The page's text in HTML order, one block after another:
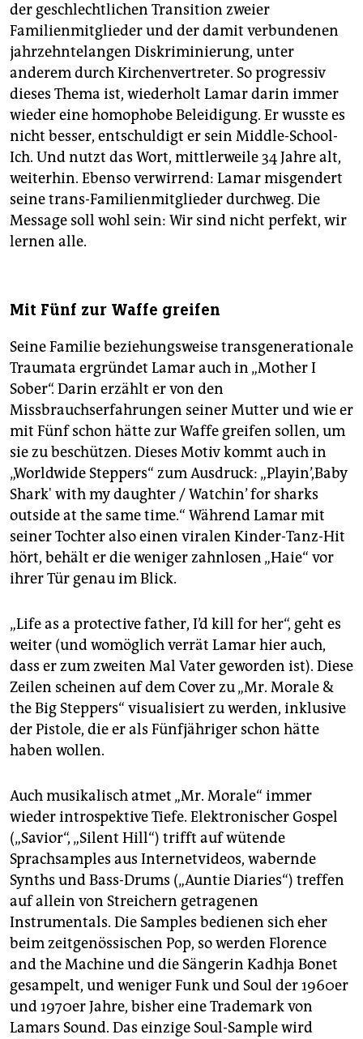
der geschlechtlichen Transition zweier
Familienmitglieder und der damit verbundenen
jahrzehntelangen Diskriminierung, unter
anderem durch Kirchenvertreter. So progressiv
dieses Thema ist, wiederholt Lamar darin immer
wieder eine homophobe Beleidigung. Er wusste es
nicht besser, entschuldigt er sein Middle-School-
Ich. Und nutzt das Wort, mittlerweile 34 Jahre alt,
weiterhin. Ebenso verwirrend: Lamar misgendert
seine trans-Familienmitglieder durchweg. Die
Message soll wohl sein: Wir sind nicht perfekt, wir
lernen alle.
Mit Fünf zur Waffe greifen
Seine Familie beziehungsweise transgenerationale
Traumata ergründet Lamar auch in „Mother I
Sober“. Darin erzählt er von den
Missbrauchserfahrungen seiner Mutter und wie er
mit Fünf schon hätte zur Waffe greifen sollen, um
sie zu beschützen. Dieses Motiv kommt auch in
„Worldwide Steppers“ zum Ausdruck: „Playin’,Baby
Shark' with my daughter / Watchin’ for sharks
outside at the same time.“ Während Lamar mit
seiner Tochter also einen viralen Kinder-Tanz-Hit
hört, behält er die weniger zahnlosen „Haie“ vor
ihrer Tür genau im Blick.
„Life as a protective father, I’d kill for her“, geht es
weiter (und womöglich verrät Lamar hier auch,
dass er zum zweiten Mal Vater geworden ist). Diese
Zeilen scheinen auf dem Cover zu „Mr. Morale &
the Big Steppers“ visualisiert zu werden, inklusive
der Pistole, die er als Fünfjähriger schon hätte
haben wollen.
Auch musikalisch atmet „Mr. Morale“ immer
wieder introspektive Tiefe. Elektronischer Gospel
(„Savior“, „Silent Hill“) trifft auf wütende
Sprachsamples aus Internetvideos, wabernde
Synths und Bass-Drums („Auntie Diaries“) treffen
auf allein von Streichern getragenen
Instrumentals. Die Samples bedienen sich eher
beim zeitgenössischen Pop, so werden Florence
and the Machine und die Sängerin Kadhja Bonet
gesampelt, und weniger Funk und Soul der 1960er
und 1970er Jahre, bisher eine Trademark von
Lamars Sound. Das einzige Soul-Sample wird